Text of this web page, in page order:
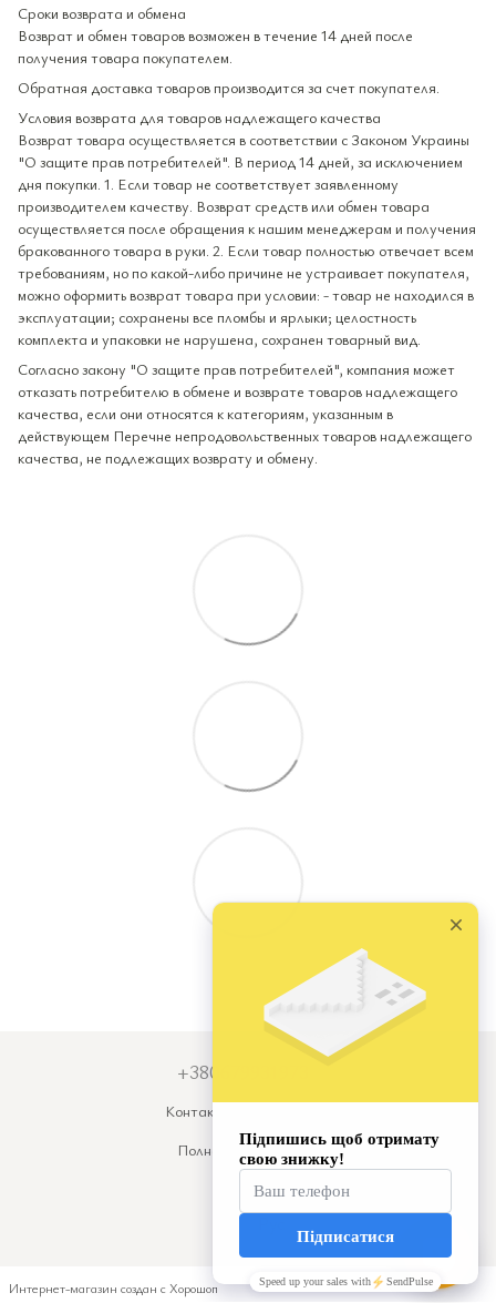
Сроки возврата и обмена
Возврат и обмен товаров возможен в течение 14 дней после
получения товара покупателем.
Обратная доставка товаров производится за счет покупателя.
Условия возврата для товаров надлежащего качества
Возврат товара осуществляется в соответствии с Законом Украины
"О защите прав потребителей". В период 14 дней, за исключением
дня покупки. 1. Если товар не соответствует заявленному
производителем качеству. Возврат средств или обмен товара
осуществляется после обращения к нашим менеджерам и получения
бракованного товара в руки. 2. Если товар полностью отвечает всем
требованиям, но по какой-либо причине не устраивает покупателя,
можно оформить возврат товара при условии: - товар не находился в
эксплуатации; сохранены все пломбы и ярлыки; целостность
комплекта и упаковки не нарушена, сохранен товарный вид.
Согласно закону "О защите прав потребителей", компания может
отказать потребителю в обмене и возврате товаров надлежащего
качества, если они относятся к категориям, указанным в
действующем Перечне непродовольственных товаров надлежащего
качества, не подлежащих возврату и обмену.
+380679931973
Контактная информация
Полная версия сайта
© 2026
Укр
Интернет-магазин создан с Хорошоп